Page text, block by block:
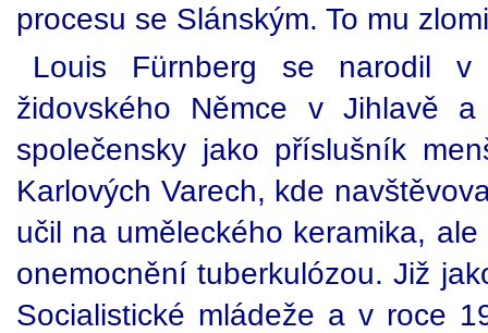
procesu se Slánským. To mu
Louis Fürnberg se narodil
židovského Němce v Jihlavě
společensky jako příslušník
Karlových Varech, kde
učil na uměleckého keramika,
onemocnění tuberkulózou. Již
Socialistické mládeže a v roce